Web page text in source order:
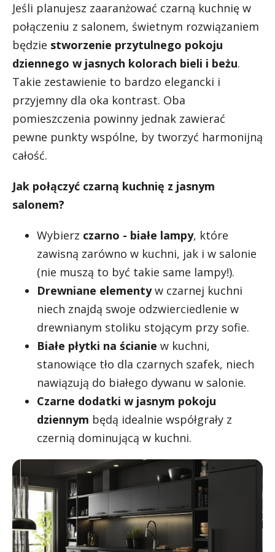
Jeśli planujesz zaaranżować czarną kuchnię w
połączeniu z salonem, świetnym rozwiązaniem
będzie stworzenie przytulnego pokoju
dziennego w jasnych kolorach bieli i beżu.
Takie zestawienie to bardzo elegancki i
przyjemny dla oka kontrast. Oba
pomieszczenia powinny jednak zawierać
pewne punkty wspólne, by tworzyć harmonijną
całość.
Jak połączyć czarną kuchnię z jasnym
salonem?
Wybierz czarno - białe lampy, które
zawisną zarówno w kuchni, jak i w salonie
(nie muszą to być takie same lampy!).
Drewniane elementyw czarnej kuchni
niech znajdą swoje odzwierciedlenie w
drewnianym stoliku stojącym przy sofie.
Białe płytki na ścianie w kuchni,
stanowiące tło dla czarnych szafek, niech
nawiązują do białego dywanu w salonie.
Czarne dodatki w jasnym pokoju
dziennym będą idealnie współgrały z
czernią dominującą w kuchni.